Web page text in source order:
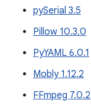
pySerial 3.5
Pillow 10.3.0
PyYAML 6.0.1
Mobly 1.12.2
FFmpeg 7.0.2